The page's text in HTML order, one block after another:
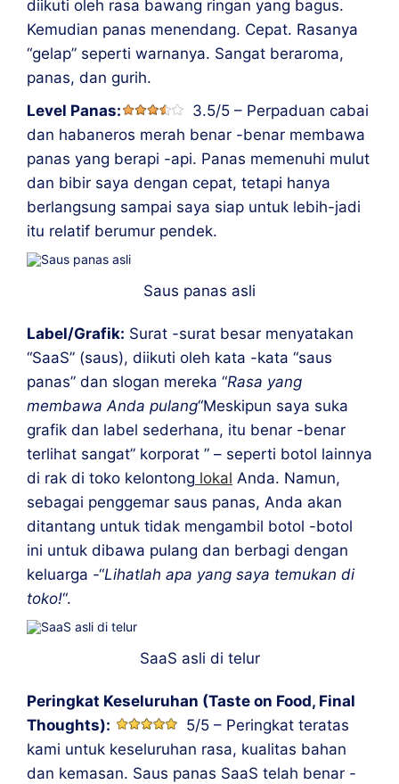
diikuti oleh rasa bawang ringan yang bagus.
Kemudian panas menendang. Cepat. Rasanya
“gelap” seperti warnanya. Sangat beraroma,
panas, dan gurih.
Level Panas:
3.5/5 – Perpaduan cabai
dan habaneros merah benar -benar membawa
panas yang berapi -api. Panas memenuhi mulut
dan bibir saya dengan cepat, tetapi hanya
berlangsung sampai saya siap untuk lebih-jadi
itu relatif berumur pendek.
Saus panas asli
Label/Grafik: Surat -surat besar menyatakan
“SaaS” (saus), diikuti oleh kata -kata “saus
panas” dan slogan mereka “Rasa yang
membawa Anda pulang“Meskipun saya suka
grafik dan label sederhana, itu benar -benar
terlihat sangat” korporat ” – seperti botol lainnya
di rak di toko kelontong lokal Anda. Namun,
sebagai penggemar saus panas, Anda akan
ditantang untuk tidak mengambil botol -botol
ini untuk dibawa pulang dan berbagi dengan
keluarga -“Lihatlah apa yang saya temukan di
toko!“.
SaaS asli di telur
Peringkat Keseluruhan (Taste on Food, Final
Thoughts):
5/5 – Peringkat teratas
kami untuk keseluruhan rasa, kualitas bahan
dan kemasan. Saus panas SaaS telah benar -